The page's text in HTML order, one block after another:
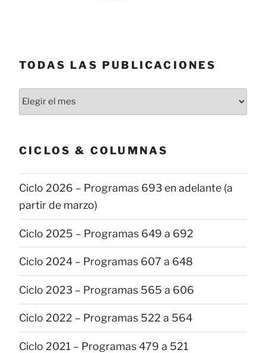
TODAS LAS PUBLICACIONES
Todas
CICLOS & COLUMNAS
Ciclo 2026 – Programas 693 en adelante (a
partir de marzo)
Ciclo 2025 – Programas 649 a 692
Ciclo 2024 – Programas 607 a 648
Ciclo 2023 – Programas 565 a 606
Ciclo 2022 – Programas 522 a 564
Ciclo 2021 – Programas 479 a 521